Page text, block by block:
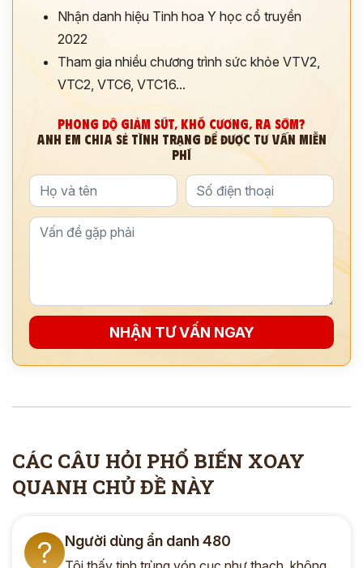
Nhận danh hiệu Tinh hoa Y học cổ truyền
2022
Tham gia nhiều chương trình sức khỏe VTV2,
VTC2, VTC6, VTC16...
PHONG ĐỘ GIẢM SÚT, KHÓ CƯƠNG, RA SỚM?
ANH EM CHIA SẺ TÌNH TRẠNG ĐỂ ĐƯỢC TƯ VẤN MIỄN
PHÍ
NHẬN TƯ VẤN NGAY
CÁC CÂU HỎI PHỔ BIẾN XOAY
QUANH CHỦ ĐỀ NÀY
? Người dùng ẩn danh 480